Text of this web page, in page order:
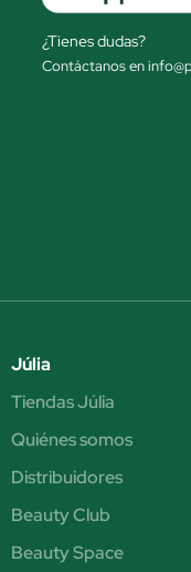
¿Tienes dudas?
Contáctanos en
Júlia
Tiendas Júlia
Quiénes somos
Distribuidores
Beauty Club
Beauty Space